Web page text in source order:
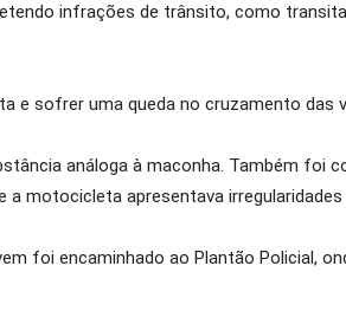
infrações de trânsito, como
e sofrer uma queda no cruzamento das
análoga à maconha. Também foi
a motocicleta apresentava
foi encaminhado ao Plantão Policial,